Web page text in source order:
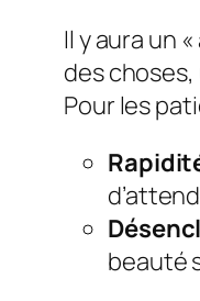
Il y aura un
des
Pour les
beauté